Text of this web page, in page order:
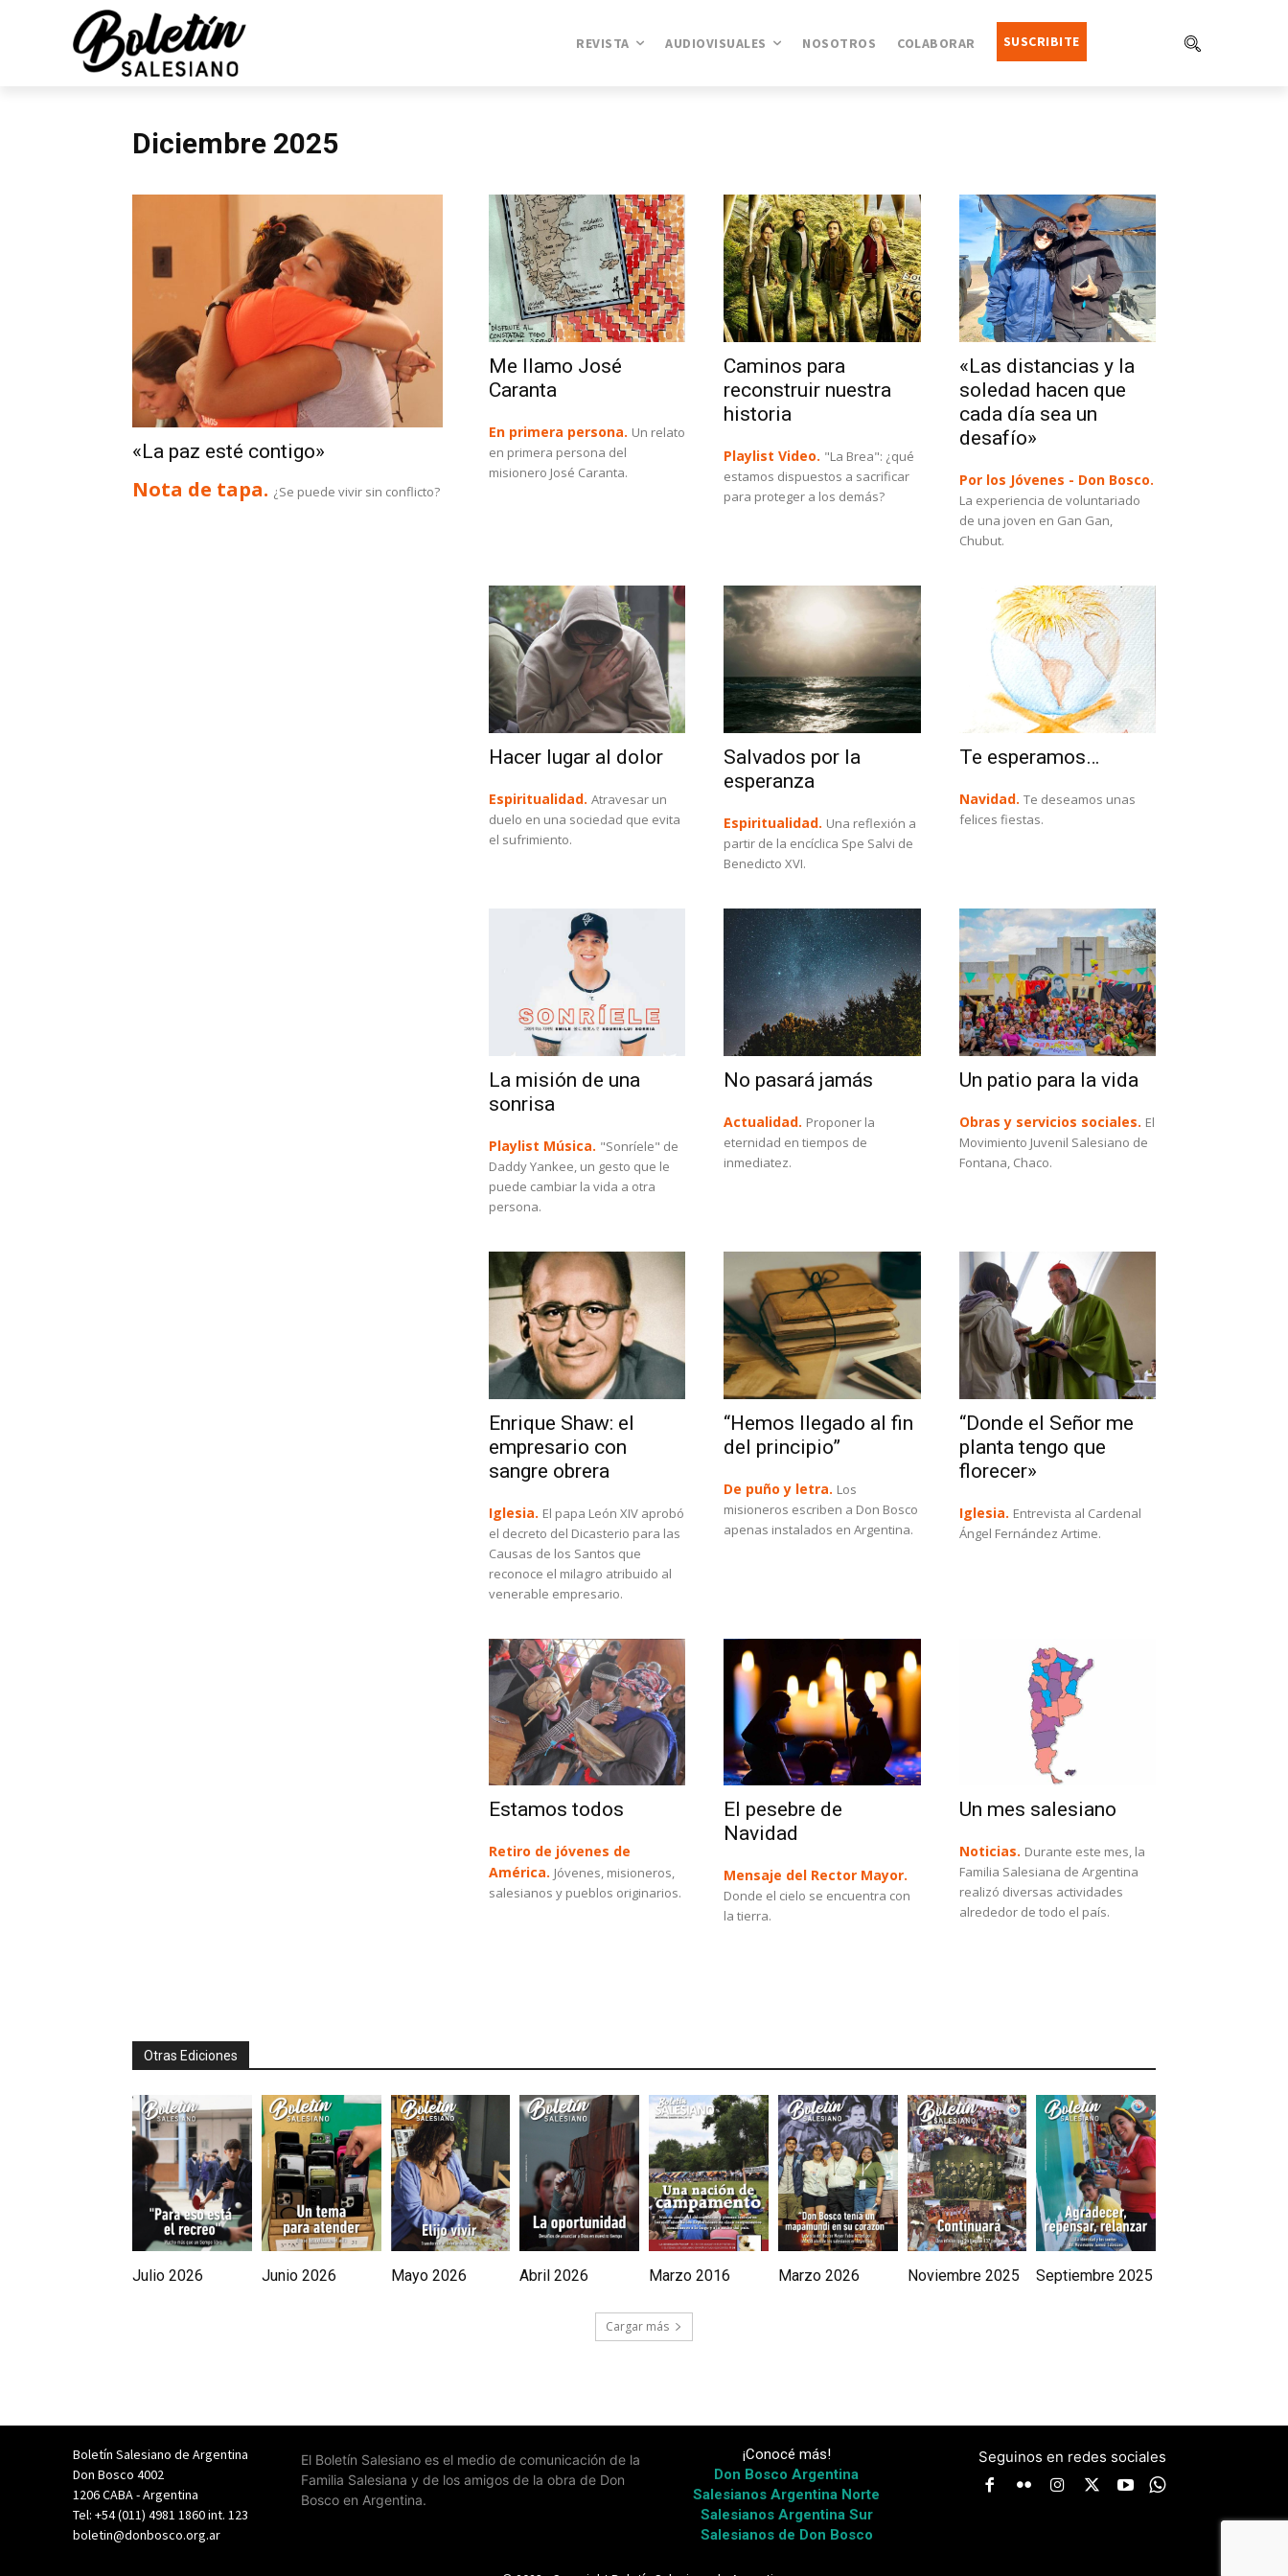
REVISTA AUDIOVISUALES NOSOTROS COLABORAR SUSCRIBITE
Diciembre 2025
«La paz esté contigo»
Nota de tapa. ¿Se puede vivir sin conflicto?
Me llamo José
Caranta
En primera persona. Un relato
en primera persona del
misionero José Caranta.
Caminos para
reconstruir nuestra
historia
Playlist Video. "La Brea": ¿qué
estamos dispuestos a sacrificar
para proteger a los demás?
«Las distancias y la
soledad hacen que
cada día sea un
desafío»
Por los Jóvenes - Don Bosco.
La experiencia de voluntariado
de una joven en Gan Gan,
Chubut.
Hacer lugar al dolor
Espiritualidad. Atravesar un
duelo en una sociedad que evita
el sufrimiento.
Salvados por la
esperanza
Espiritualidad. Una reflexión a
partir de la encíclica Spe Salvi de
Benedicto XVI.
Te esperamos…
Navidad. Te deseamos unas
felices fiestas.
La misión de una
sonrisa
Playlist Música. "Sonríele" de
Daddy Yankee, un gesto que le
puede cambiar la vida a otra
persona.
No pasará jamás
Actualidad. Proponer la
eternidad en tiempos de
inmediatez.
Un patio para la vida
Obras y servicios sociales. El
Movimiento Juvenil Salesiano de
Fontana, Chaco.
Enrique Shaw: el
empresario con
sangre obrera
Iglesia. El papa León XIV aprobó
el decreto del Dicasterio para las
Causas de los Santos que
reconoce el milagro atribuido al
venerable empresario.
“Hemos llegado al fin
del principio”
De puño y letra. Los
misioneros escriben a Don Bosco
apenas instalados en Argentina.
“Donde el Señor me
planta tengo que
florecer»
Iglesia. Entrevista al Cardenal
Ángel Fernández Artime.
Estamos todos
Retiro de jóvenes de
América. Jóvenes, misioneros,
salesianos y pueblos originarios.
El pesebre de
Navidad
Mensaje del Rector Mayor.
Donde el cielo se encuentra con
la tierra.
Un mes salesiano
Noticias. Durante este mes, la
Familia Salesiana de Argentina
realizó diversas actividades
alrededor de todo el país.
Otras Ediciones
Julio 2026 Junio 2026 Mayo 2026 Abril 2026 Marzo 2016 Marzo 2026 Noviembre 2025 Septiembre 2025
Cargar más
Boletín Salesiano de Argentina
Don Bosco 4002
1206 CABA - Argentina
Tel: +54 (011) 4981 1860 int. 123
boletin@donbosco.org.ar
El Boletín Salesiano es el medio de comunicación de la
Familia Salesiana y de los amigos de la obra de Don
Bosco en Argentina.
¡Conocé más!
Don Bosco Argentina
Salesianos Argentina Norte
Salesianos Argentina Sur
Salesianos de Don Bosco
Seguinos en redes sociales